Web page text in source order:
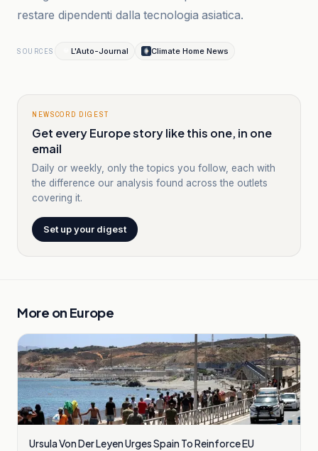
restare dipendenti dalla tecnologia asiatica.
SOURCES L'Auto-Journal Climate Home News
NEWSCORD DIGEST
Get every Europe story like this one, in one
email
Daily or weekly, only the topics you follow, each with
the difference our analysis found across the outlets
covering it.
Set up your digest
More on Europe
Ursula Von Der Leyen Urges Spain To Reinforce EU